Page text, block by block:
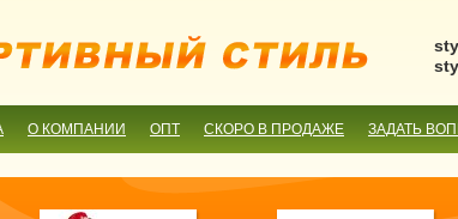
О КОМПАНИИ ОПТ СКОРО В ПРОДАЖЕ ЗАДАТЬ